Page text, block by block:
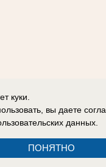
куки.
вы даете
данных.
ПОНЯТНО